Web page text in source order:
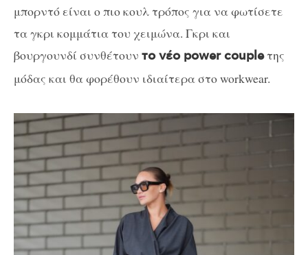
μπορντό είναι ο πιο κουλ τρόπος για να φωτίσετε
τα γκρι κομμάτια του χειμώνα. Γκρι και
βουργουνδί συνθέτουν το νέο power coupleτης
μόδας και θα φορέθουν ιδιαίτερα στο workwear.